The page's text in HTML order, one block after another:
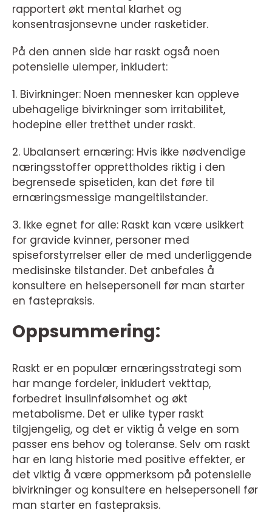
rapportert økt mental klarhet og
konsentrasjonsevne under rasketider.
På den annen side har raskt også noen
potensielle ulemper, inkludert:
1. Bivirkninger: Noen mennesker kan oppleve
ubehagelige bivirkninger som irritabilitet,
hodepine eller tretthet under raskt.
2. Ubalansert ernæring: Hvis ikke nødvendige
næringsstoffer opprettholdes riktig i den
begrensede spisetiden, kan det føre til
ernæringsmessige mangeltilstander.
3. Ikke egnet for alle: Raskt kan være usikkert
for gravide kvinner, personer med
spiseforstyrrelser eller de med underliggende
medisinske tilstander. Det anbefales å
konsultere en helsepersonell før man starter
en fastepraksis.
Oppsummering:
Raskt er en populær ernæringsstrategi som
har mange fordeler, inkludert vekttap,
forbedret insulinfølsomhet og økt
metabolisme. Det er ulike typer raskt
tilgjengelig, og det er viktig å velge en som
passer ens behov og toleranse. Selv om raskt
har en lang historie med positive effekter, er
det viktig å være oppmerksom på potensielle
bivirkninger og konsultere en helsepersonell før
man starter en fastepraksis.